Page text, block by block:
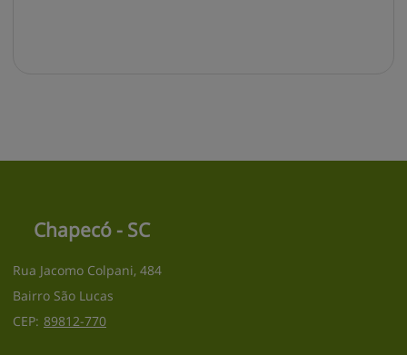
Chapecó - SC
Rua Jacomo Colpani, 484
Bairro São Lucas
CEP: 89812-770